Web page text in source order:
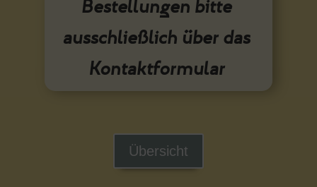
Bestellungen bitte
ausschließlich über das
Kontaktformular
Übersicht